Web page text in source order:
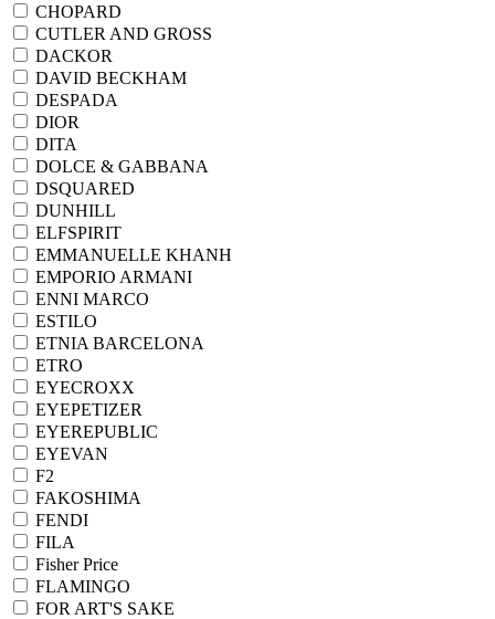
CHOPARD
CUTLER AND GROSS
DACKOR
DAVID BECKHAM
DESPADA
DIOR
DITA
DOLCE & GABBANA
DSQUARED
DUNHILL
ELFSPIRIT
EMMANUELLE KHANH
EMPORIO ARMANI
ENNI MARCO
ESTILO
ETNIA BARCELONA
ETRO
EYECROXX
EYEPETIZER
EYEREPUBLIC
EYEVAN
F2
FAKOSHIMA
FENDI
FILA
Fisher Price
FLAMINGO
FOR ART'S SAKE